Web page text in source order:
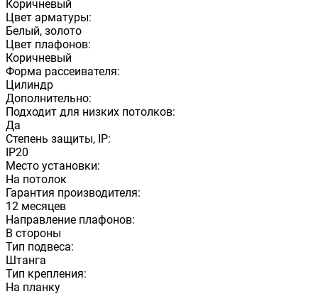
Коричневый
Цвет арматуры:
Белый, золото
Цвет плафонов:
Коричневый
Форма рассеивателя:
Цилиндр
Дополнительно:
Подходит для низких потолков:
Да
Степень защиты, IP:
IP20
Место установки:
На потолок
Гарантия производителя:
12 месяцев
Направление плафонов:
В стороны
Тип подвеса:
Штанга
Тип крепления:
На планку